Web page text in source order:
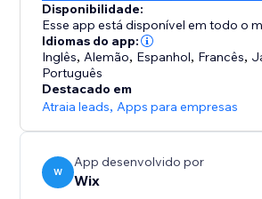
Disponibilidade:
Esse app está disponível em todo o
Idiomas do app:
Inglês, Alemão, Espanhol, Francês,
Português
Destacado em
Atraia leads, Apps para empresas
W
App desenvolvido por
Wix